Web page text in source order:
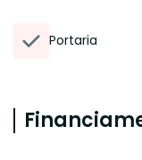
Portaria